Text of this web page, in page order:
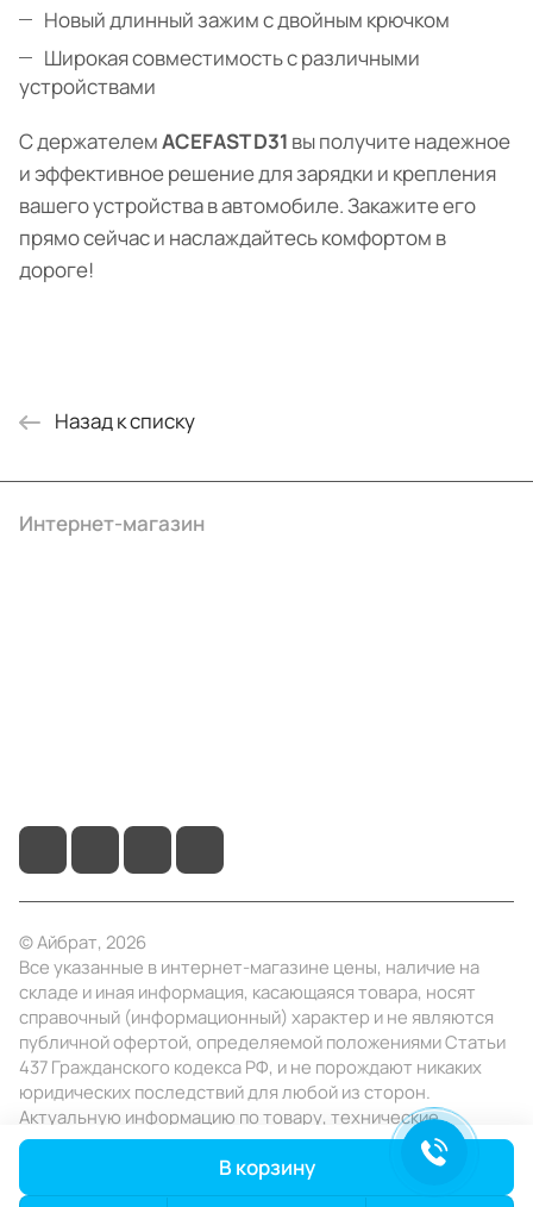
В корзину
Новый длинный зажим с двойным крючком
Широкая совместимость с различными
устройствами
С держателемACEFAST D31 вы получите надежное
и эффективное решение для зарядки и крепления
вашего устройства в автомобиле. Закажите его
прямо сейчас и наслаждайтесь комфортом в
дороге!
Назад к списку
Интернет-магазин
© Айбрат, 2026
Все указанные в интернет-магазине цены, наличие на
складе и иная информация, касающаяся товара, носят
справочный (информационный) характер и не являются
публичной офертой, определяемой положениями Статьи
437 Гражданского кодекса РФ, и не порождают никаких
юридических последствий для любой из сторон.
Актуальную информацию по товару, технические
характеристики уточняйте в отделе продаж в день